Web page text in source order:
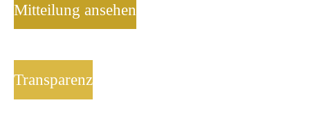
Mitteilung ansehen
Transparenz